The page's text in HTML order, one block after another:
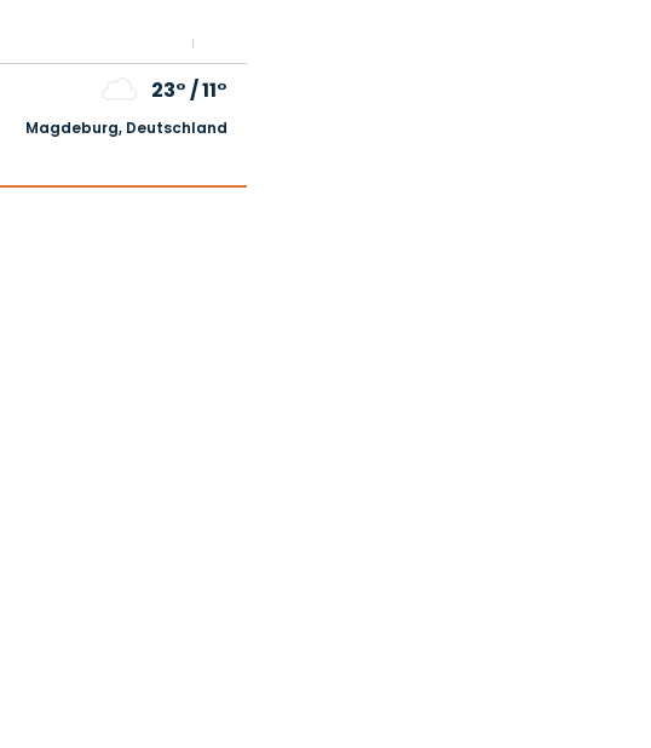
23°/11°
Magdeburg, Deutschland